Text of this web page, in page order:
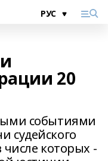
20
событиями
судейского
числе которых -